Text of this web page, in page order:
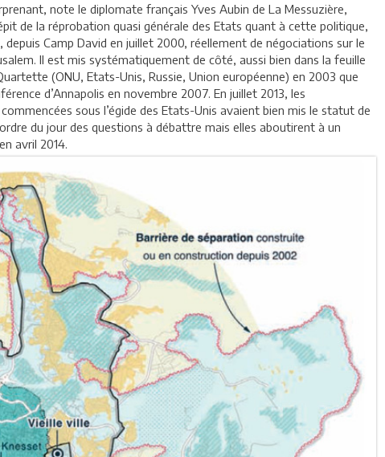
note le diplomate français Yves Aubin de La Messuzière,
de la réprobation quasi générale des Etats quant à cette politique,
depuis Camp David en juillet 2000, réellement de négociations sur le
Il est mis systématiquement de côté, aussi bien dans la feuille
(ONU, Etats-Unis, Russie, Union européenne) en 2003 que
d’Annapolis en novembre 2007. En juillet 2013, les
sous l’égide des Etats-Unis avaient bien mis le statut de
du jour des questions à débattre mais elles aboutirent à un
avril 2014.